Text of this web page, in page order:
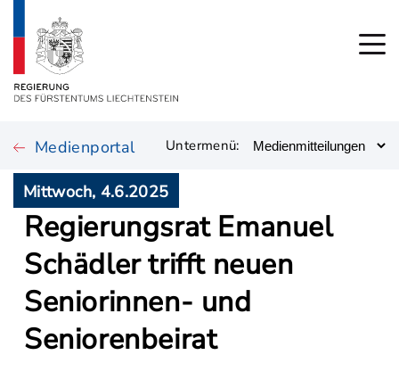
Medienportal Untermenü:
Mittwoch, 4.6.2025
Regierungsrat Emanuel
Schädler trifft neuen
Seniorinnen- und
Seniorenbeirat